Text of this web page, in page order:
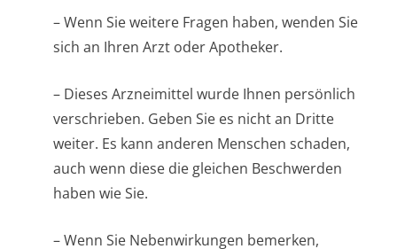
– Wenn Sie weitere Fragen haben, wenden Sie
sich an Ihren Arzt oder Apotheker.
– Dieses Arzneimittel wurde Ihnen persönlich
verschrieben. Geben Sie es nicht an Dritte
weiter. Es kann anderen Menschen schaden,
auch wenn diese die gleichen Beschwerden
haben wie Sie.
– Wenn Sie Nebenwirkungen bemerken,